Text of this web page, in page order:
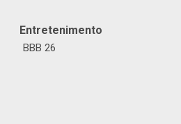
Entretenimento
BBB 26